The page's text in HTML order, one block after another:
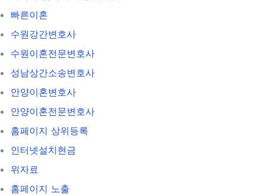
빠른이혼
수원강간변호사
수원이혼전문변호사
성남상간소송변호사
안양이혼변호사
안양이혼전문변호사
홈페이지 상위등록
인터넷설치현금
위자료
홈페이지 노출